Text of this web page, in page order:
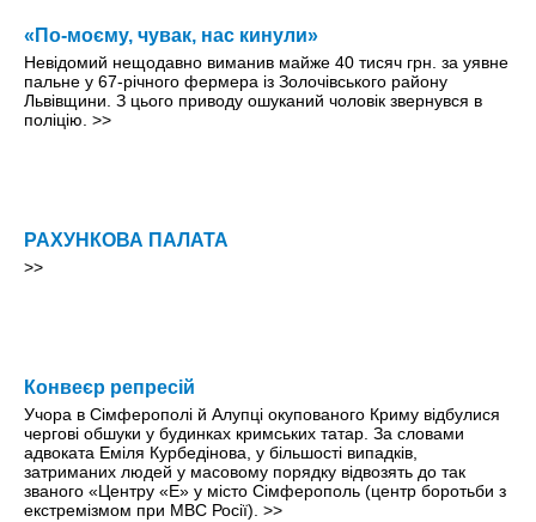
«По-моєму, чувак, нас кинули»
Невідомий нещодавно виманив майже 40 тисяч грн. за уявне
пальне у 67-річного фермера із Золочівського району
Львівщини. З цього приводу ошуканий чоловік звернувся в
поліцію. >>
РАХУНКОВА ПАЛАТА
>>
Конвеєр репресій
Учора в Сімферополі й Алупці окупованого Криму відбулися
чергові обшуки у будинках кримських татар. За словами
адвоката Еміля Курбедінова, у більшості випадків,
затриманих людей у масовому порядку відвозять до так
званого «Центру «Е» у місто Сімферополь (центр боротьби з
екстремізмом при МВС Росії). >>